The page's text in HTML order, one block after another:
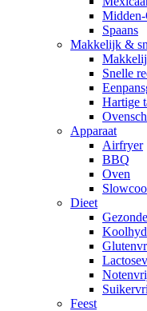
Midden-
Spaans
Makkelijk &
Snelle
Hartige
Apparaat
Airfryer
BBQ
Oven
Dieet
Feest